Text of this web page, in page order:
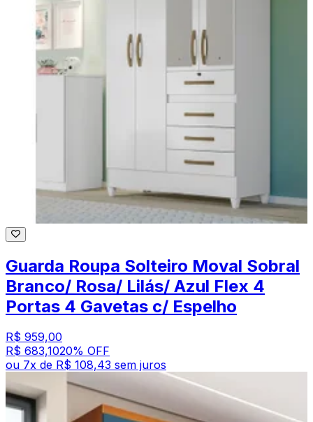
Guarda Roupa Solteiro Moval Sobral
Branco/ Rosa/ Lilás/ Azul Flex 4
Portas 4 Gavetas c/ Espelho
R$ 959,00
R$ 683,1020% OFF
ou 7x de R$ 108,43 sem juros